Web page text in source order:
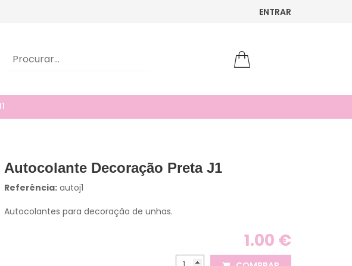
ENTRAR
Autocolante Decoração Preta J1
Referência: autoj1
Autocolantes para decoração de unhas.
1.00 €